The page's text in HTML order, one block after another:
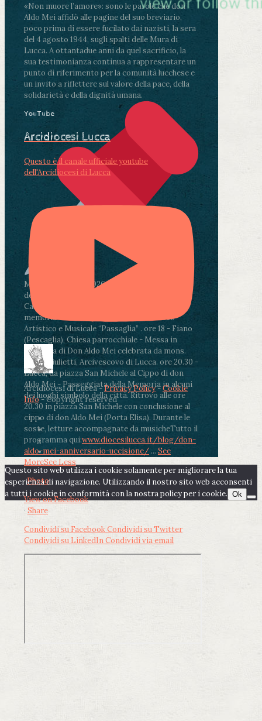
«Non muore l’amore»: sono le parole che don
Aldo Mei affidò alle pagine del suo breviario,
poco prima di essere fucilato dai nazisti, la sera
del 4 agosto 1944, sugli spalti delle Mura di
Lucca. A ottantadue anni da quel sacrificio, la
sua testimonianza continua a rappresentare un
punto di riferimento per la comunità lucchese e
un invito a riflettere sul valore della pace, della
solidarietà e della dignità umana.
Martedì 4 agosto2026ore 11:30 - Lucca, Scuola
dell’Infanzia don Aldo Mei - Viale Castruccio
Castracani 435 - Inaugurazione murales in
memoria di don Aldo Mei curato dal Liceo
Artistico e Musicale “Passaglia” . ore 18 - Fiano
(Pescaglia), Chiesa parrocchiale - Messa in
memoria di Don Aldo Mei celebrata da mons.
Paolo Giulietti, Arcivescovo di Lucca. ore 20.30 -
Lucca, da piazza San Michele al Cippo di don
Aldo Mei - Passeggiata della Memoria in alcuni
dei luoghi simbolo della città. Ritrovo alle ore
20.30 in piazza San Michele con conclusione al
cippo di don Aldo Mei (Porta Elisa). Durante le
soste, letture accompagnate da musicheTutto il
programma qui:www.diocesilucca.it/blog/don-
aldo-mei-anniversario-uccisione/ ... See
MoreSee Less
Photo
View on Facebook
· Share
Condividi su FacebookCondividi su Twitter
Condividi su LinkedInCondividi via email
YouTube
Arcidiocesi Lucca
Questo è il canale ufficiale youtube
dell'Arcidiocesi di Lucca
Arcidiocesi di Lucca -Privacy Policy-Cookie
Info- Copyright reserved
Questo sito web utilizza i cookie solamente per migliorare la tua
esperienza di navigazione. Utilizzando il nostro sito web acconsenti
a tutti i cookie in conformità con la nostra policy per i cookie. Ok